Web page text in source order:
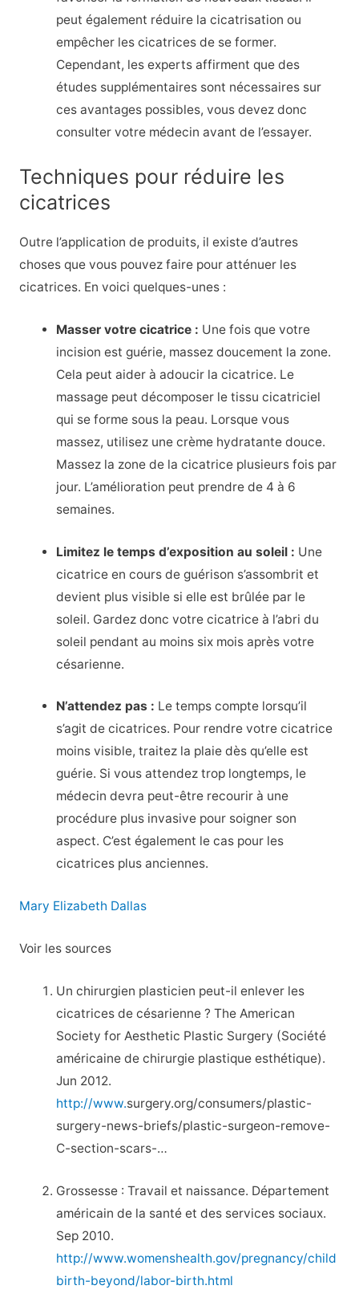
peut également réduire la cicatrisation ou
empêcher les cicatrices de se former.
Cependant, les experts affirment que des
études supplémentaires sont nécessaires sur
ces avantages possibles, vous devez donc
consulter votre médecin avant de l’essayer.
Techniques pour réduire les
cicatrices
Outre l’application de produits, il existe d’autres
choses que vous pouvez faire pour atténuer les
cicatrices. En voici quelques-unes :
Masser votre cicatrice : Une fois que votre
incision est guérie, massez doucement la zone.
Cela peut aider à adoucir la cicatrice. Le
massage peut décomposer le tissu cicatriciel
qui se forme sous la peau. Lorsque vous
massez, utilisez une crème hydratante douce.
Massez la zone de la cicatrice plusieurs fois par
jour. L’amélioration peut prendre de 4 à 6
semaines.
Limitez le temps d’exposition au soleil : Une
cicatrice en cours de guérison s’assombrit et
devient plus visible si elle est brûlée par le
soleil. Gardez donc votre cicatrice à l’abri du
soleil pendant au moins six mois après votre
césarienne.
N’attendez pas : Le temps compte lorsqu’il
s’agit de cicatrices. Pour rendre votre cicatrice
moins visible, traitez la plaie dès qu’elle est
guérie. Si vous attendez trop longtemps, le
médecin devra peut-être recourir à une
procédure plus invasive pour soigner son
aspect. C’est également le cas pour les
cicatrices plus anciennes.
Mary Elizabeth Dallas
Voir les sources
Un chirurgien plasticien peut-il enlever les
cicatrices de césarienne ? The American
Society for Aesthetic Plastic Surgery (Société
américaine de chirurgie plastique esthétique).
Jun 2012.
http://www.surgery.org/consumers/plastic-
surgery-news-briefs/plastic-surgeon-remove-
C-section-scars-…
Grossesse : Travail et naissance. Département
américain de la santé et des services sociaux.
Sep 2010.
http://www.womenshealth.gov/pregnancy/child
birth-beyond/labor-birth.html